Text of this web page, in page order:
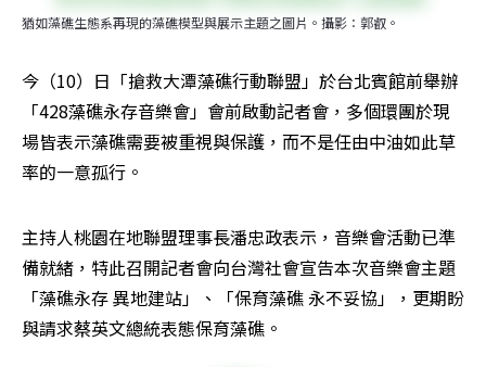
猶如藻礁生態系再現的藻礁模型與展示主題之圖片。攝影：郭叡。
今（10）日「搶救大潭藻礁行動聯盟」於台北賓館前舉辦
「428藻礁永存音樂會」會前啟動記者會，多個環團於現
場皆表示藻礁需要被重視與保護，而不是任由中油如此草
率的一意孤行。
主持人桃園在地聯盟理事長潘忠政表示，音樂會活動已準
備就緒，特此召開記者會向台灣社會宣告本次音樂會主題
「藻礁永存 異地建站」、「保育藻礁 永不妥協」，更期盼
與請求蔡英文總統表態保育藻礁。